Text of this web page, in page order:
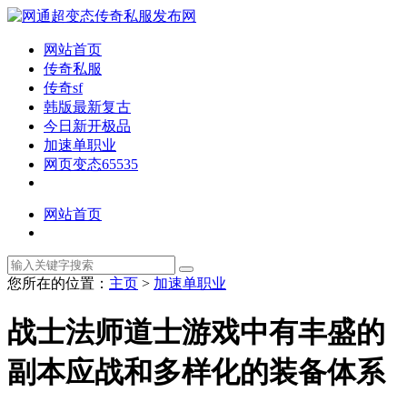
网站首页
传奇私服
传奇sf
韩版最新复古
今日新开极品
加速单职业
网页变态65535
网站首页
您所在的位置： 主页 > 加速单职业
战士法师道士游戏中有丰盛的
副本应战和多样化的装备体系